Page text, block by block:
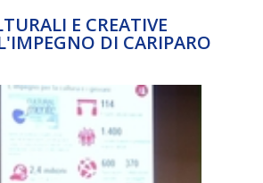
E CREATIVE
DI CARIPARO